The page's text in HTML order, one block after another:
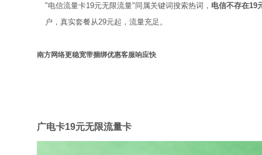
"电信流量卡19元无限流量"同属关键词搜索热词， 电信不存在19
户，真实套餐从29元起，流量充足。
南方网络更稳宽带捆绑优惠客服响应快
广电卡19元无限流量卡